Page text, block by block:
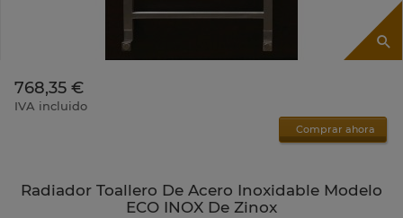
768,35 €
IVA incluido
Comprar ahora
Radiador Toallero De Acero Inoxidable Modelo
ECO INOX De Zinox